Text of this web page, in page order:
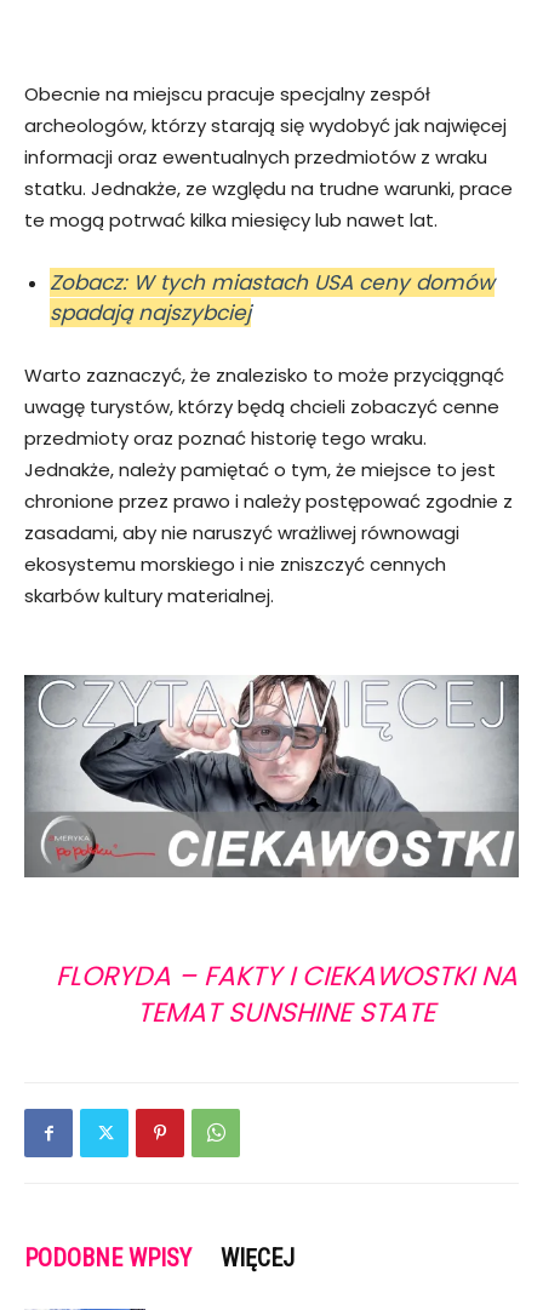
Obecnie na miejscu pracuje specjalny zespół
archeologów, którzy starają się wydobyć jak najwięcej
informacji oraz ewentualnych przedmiotów z wraku
statku. Jednakże, ze względu na trudne warunki, prace
te mogą potrwać kilka miesięcy lub nawet lat.
Zobacz: W tych miastach USA ceny domów
spadają najszybciej
Warto zaznaczyć, że znalezisko to może przyciągnąć
uwagę turystów, którzy będą chcieli zobaczyć cenne
przedmioty oraz poznać historię tego wraku.
Jednakże, należy pamiętać o tym, że miejsce to jest
chronione przez prawo i należy postępować zgodnie z
zasadami, aby nie naruszyć wrażliwej równowagi
ekosystemu morskiego i nie zniszczyć cennych
skarbów kultury materialnej.
FLORYDA – FAKTY I CIEKAWOSTKI NA
TEMAT SUNSHINE STATE
PODOBNE WPISY WIĘCEJ